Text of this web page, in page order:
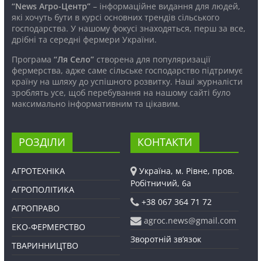
“News Агро-Центр”– інформаційне видання для людей,
які хочуть бути в курсі основних трендів сільського
господарства. У нашому фокусі знаходяться, перш за все,
дрібні та середні фермери України.
Програма “Ля Село”створена для популяризації
фермерства, адже саме сільське господарство підтримує
країну на шляху до успішного розвитку. Наші журналісти
зроблять усе, щоб перебування на нашому сайті було
максимально інформативним та цікавим.
РОЗДІЛИ
АГРОТЕХНІКА
АГРОПОЛІТИКА
АГРОПРАВО
ЕКО-ФЕРМЕРСТВО
ТВАРИННИЦТВО
КОНТАКТИ
Україна, м. Рівне, пров.
Робітничий, 6а
+38 067 364 71 72
agroc.news@gmail.com
Зворотній зв’язок